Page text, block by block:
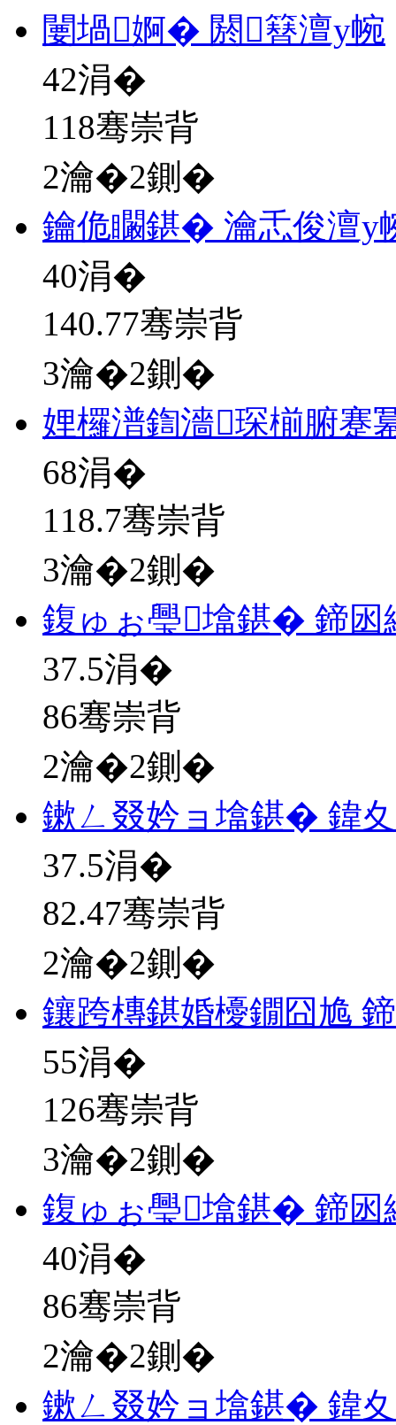
闄堝婀� 閼簮澶у帵
42涓�
118骞崇背
2瀹�2鍘�
鑰佹矙鍖� 瀹忎俊澶у
40涓�
140.77骞崇背
3瀹�2鍘�
娌欏潽鍧濇琛椾腑蹇
68涓�
118.7骞崇背
3瀹�2鍘�
鍑ゅぉ璺墖鍖� 鍗
37.5涓�
86骞崇背
2瀹�2鍘�
鏉ㄥ叕妗ョ墖鍖� 鍏
37.5涓�
82.47骞崇背
2瀹�2鍘�
鑲跨槫鍖婚櫌鐗囧尯
55涓�
126骞崇背
3瀹�2鍘�
鍑ゅぉ璺墖鍖� 鍗
40涓�
86骞崇背
2瀹�2鍘�
鏉ㄥ叕妗ョ墖鍖� 鍏